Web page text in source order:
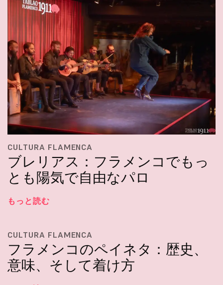
CULTURA FLAMENCA
ブレリアス：フラメンコでもっ
とも陽気で自由なパロ
もっと読む
CULTURA FLAMENCA
フラメンコのペイネタ：歴史、
意味、そして着け方